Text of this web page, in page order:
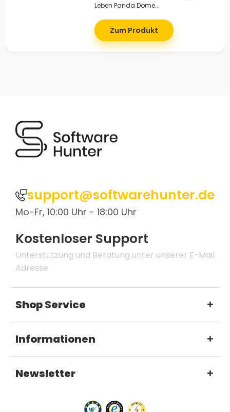
Leben Panda Dome...
Zum Produkt
support@softwarehunter.de
Mo-Fr, 10:00 Uhr - 18:00 Uhr
Kostenloser Support
Unterstützung und Beratung unter unserer E-Mail
Adresse
Shop Service
Informationen
Newsletter